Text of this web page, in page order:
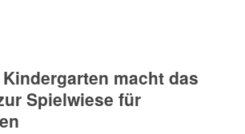
macht das
Spielwiese für